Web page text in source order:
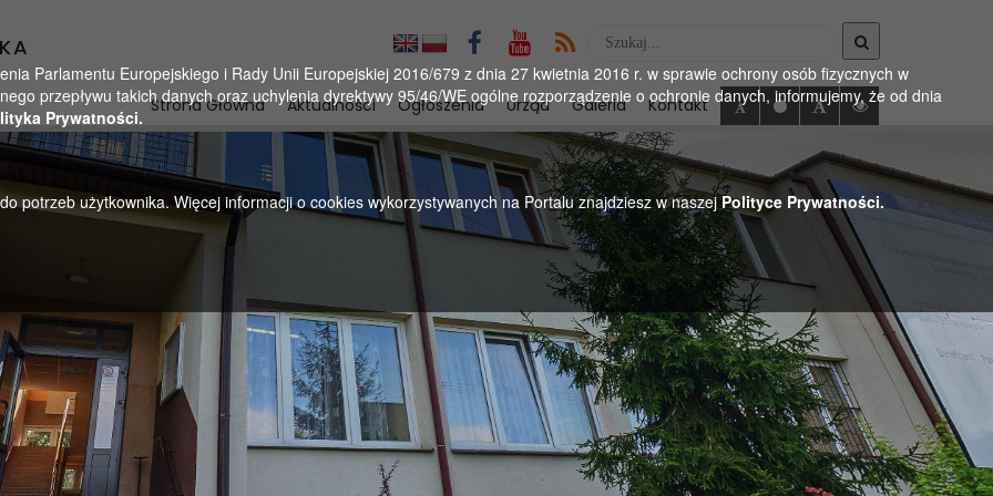
Parlamentu Europejskiego i Rady Unii Europejskiej 2016/679 z dnia 27 kwietnia 2016 r. w sprawie ochrony osób fizycznych w
przepływu takich danych oraz uchylenia dyrektywy 95/46/WE ogólne rozporządzenie o ochronie danych, informujemy, że od dnia
Prywatności.
potrzeb użytkownika. Więcej informacji o cookies wykorzystywanych na Portalu znajdziesz w naszejPolityce Prywatności.
Wyszukaj
serwise
Strona Główna
Aktualności Ogłoszenia Urząd Galeria Kontakt